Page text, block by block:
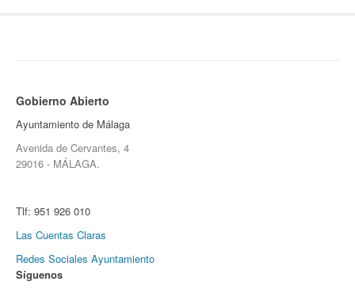
Gobierno Abierto
Ayuntamiento de Málaga
Avenida de Cervantes, 4
29016 - MÁLAGA.
Tlf: 951 926 010
Las Cuentas Claras
Redes Sociales Ayuntamiento
Síguenos